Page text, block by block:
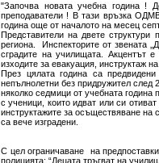
"Започва новата учебна година !
преподаватели ! В тази връзка
година още от началото на месец
Представители на двете
региона. Инспекторите от звената
сградите на училищата. Акцентът
изходите за евакуация, инструктаж
През цялата година са
непълнолетни без придружител след
няколко седмици от учебната
с ученици, които идват или си
инструктажите за осъществяване на
са вече изградени.
С цел ограничаване на
полицията: “Децата тръгват на